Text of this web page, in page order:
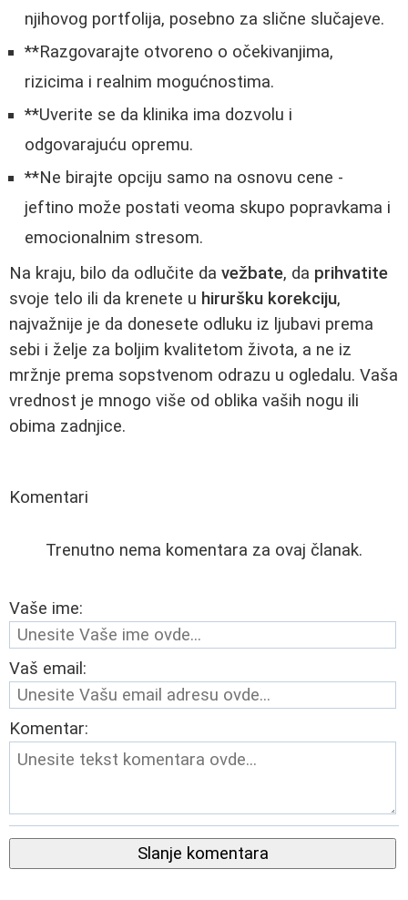
njihovog portfolija, posebno za slične slučajeve.
**Razgovarajte otvoreno o očekivanjima,
rizicima i realnim mogućnostima.
**Uverite se da klinika ima dozvolu i
odgovarajuću opremu.
**Ne birajte opciju samo na osnovu cene -
jeftino može postati veoma skupo popravkama i
emocionalnim stresom.
Na kraju, bilo da odlučite da vežbate, da prihvatite
svoje telo ili da krenete u hiruršku korekciju,
najvažnije je da donesete odluku iz ljubavi prema
sebi i želje za boljim kvalitetom života, a ne iz
mržnje prema sopstvenom odrazu u ogledalu. Vaša
vrednost je mnogo više od oblika vaših nogu ili
obima zadnjice.
Komentari
Trenutno nema komentara za ovaj članak.
Vaše ime:
Vaš email:
Komentar:
Slanje komentara